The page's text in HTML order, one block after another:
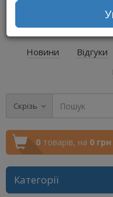
+38
+38
Новини Відгуки
Скрізь
0 товарів, на 0 грн
Категорії